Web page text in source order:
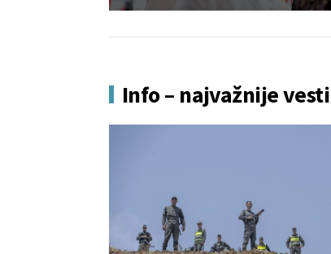
Info – najvažnije